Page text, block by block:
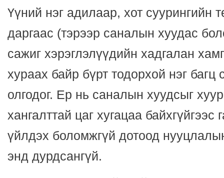
Үүний нэг адилаар, хот суурингийн
даргаас (тэрээр саналын хуудас
сажиг хэрэглэлүүдийн хадгалан
хураах байр бүрт тодорхой нэг багц
олгодог. Ер нь саналын хуудсыг
хангалттай цаг хугацаа
үйлдэх боломжгүй дотоод
энд дурдсангүй.